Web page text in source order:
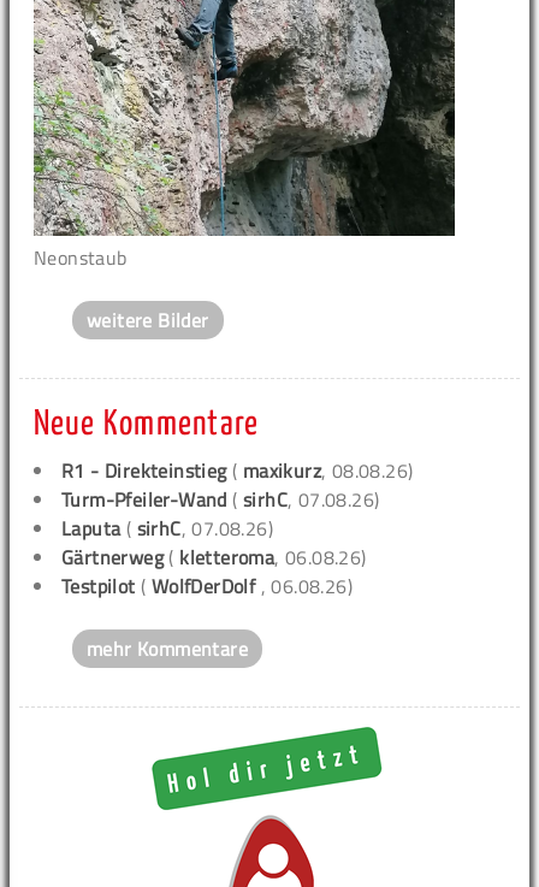
Neonstaub
weitere Bilder
Neue Kommentare
R1 - Direkteinstieg( maxikurz, 08.08.26)
Turm-Pfeiler-Wand (sirhC, 07.08.26)
Laputa( sirhC, 07.08.26)
Gärtnerweg( kletteroma, 06.08.26)
Testpilot ( WolfDerDolf , 06.08.26)
mehr Kommentare